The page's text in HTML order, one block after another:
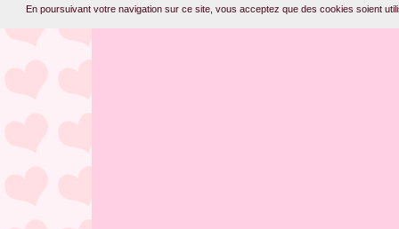
En poursuivant votre navigation sur ce site, vous acceptez que des cookies soient